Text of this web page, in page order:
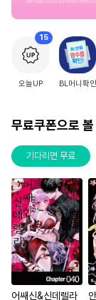
15
오늘UP BL머니확인
무료쿠폰으로
기다리면 무료
어쌔신&신데렐라